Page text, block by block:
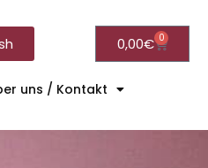
0,00€ 0
uns / Kontakt